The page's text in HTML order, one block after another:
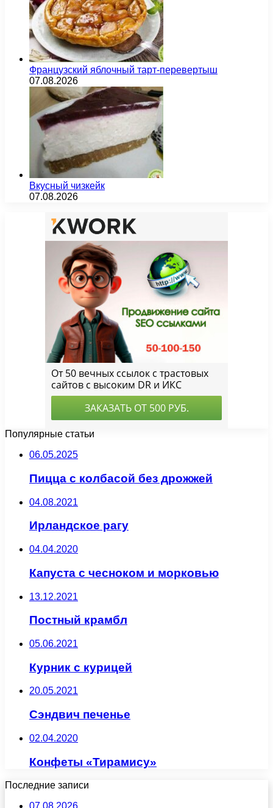
Французский яблочный тарт-перевертыш
07.08.2026
Вкусный чизкейк
07.08.2026
Популярные статьи
06.05.2025
Пицца с колбасой без дрожжей
04.08.2021
Ирландское рагу
04.04.2020
Капуста с чесноком и морковью
13.12.2021
Постный крамбл
05.06.2021
Курник с курицей
20.05.2021
Сэндвич печенье
02.04.2020
Конфеты «Тирамису»
Последние записи